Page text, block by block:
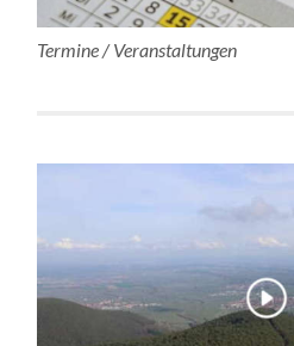
Termine / Veranstaltungen